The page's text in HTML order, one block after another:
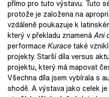
přímo pro tuto výstavu. Tuto
protože je založena na
vzdáleně poukazuje k
který v překladu znamenáAni
performaceKuracetaké
projekty. Starší díla versus
projektu, který má mapovat
Všechna díla jsem vybírala s
shodě. A výstava jako celek